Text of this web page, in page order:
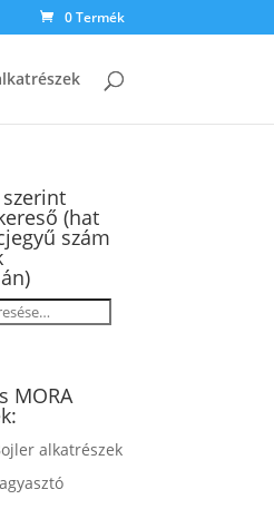
0 Termék
szerint
(hat
szám
MORA
alkatrészek